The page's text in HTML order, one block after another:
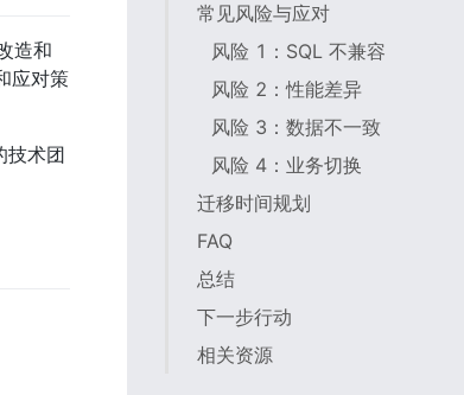
造和
应对策
技术团
常见风险与应对
风险 1：SQL 不兼容
风险 2：性能差异
风险 3：数据不一致
风险 4：业务切换
迁移时间规划
FAQ
总结
下一步行动
相关资源